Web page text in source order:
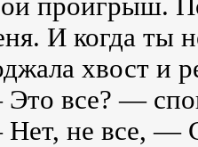
проигрыш.
И когда ты
хвост и
все? —
не все, —